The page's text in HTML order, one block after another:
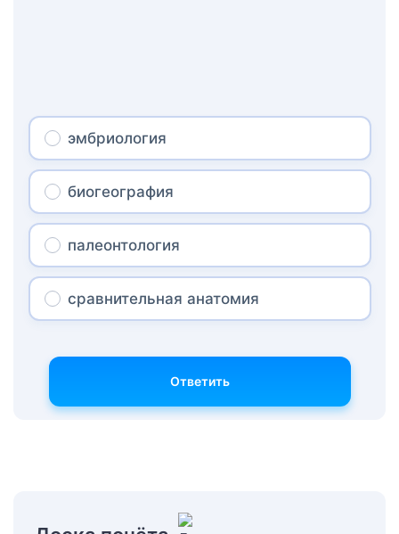
эмбриология
биогеография
палеонтология
сравнительная анатомия
Ответить